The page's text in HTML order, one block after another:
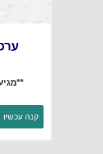
קנה עכשיו